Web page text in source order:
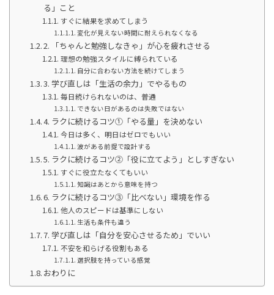
る」こと
すぐに結果を求めてしまう
変化が見えない時間に耐えられなくなる
2. 「ちゃんと勉強しなきゃ」が心を疲れさせる
理想の勉強スタイルに縛られている
自分に合わない方法を続けてしまう
3. 学び直しは「生活の余力」でやるもの
毎日続けられないのは、普通
できない日があるのは失敗ではない
4. ラクに続けるコツ①「やる量」を決めない
今日は多く、明日はゼロでもいい
波がある前提で設計する
5. ラクに続けるコツ②「役に立てよう」としすぎない
すぐに役立たなくてもいい
知識はあとから意味を持つ
6. ラクに続けるコツ③「比べない」環境を作る
他人のスピードは基準にしない
生活も条件も違う
7. 学び直しは「自分を安心させるため」でいい
不安を和らげる役割もある
選択肢を持っている感覚
おわりに